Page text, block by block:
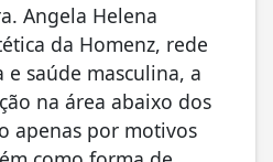
Angela Helena
da Homenz, rede
saúde masculina, a
na área abaixo dos
apenas por motivos